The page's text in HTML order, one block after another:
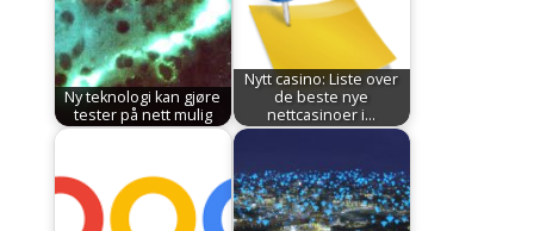
Ny teknologi kan gjøre
tester på nett mulig
Nytt casino: Liste over
de beste nye
nettcasinoer i…